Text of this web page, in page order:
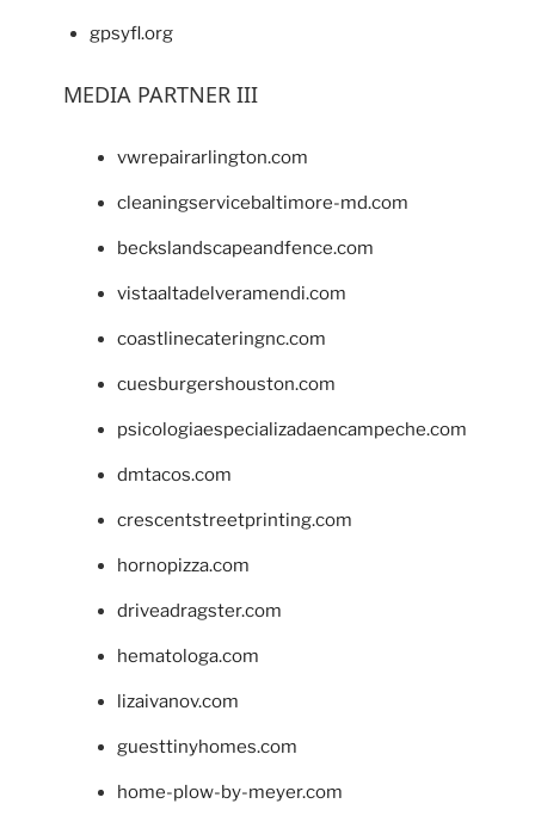
gpsyfl.org
MEDIA PARTNER III
vwrepairarlington.com
cleaningservicebaltimore-md.com
beckslandscapeandfence.com
vistaaltadelveramendi.com
coastlinecateringnc.com
cuesburgershouston.com
psicologiaespecializadaencampeche.com
dmtacos.com
crescentstreetprinting.com
hornopizza.com
driveadragster.com
hematologa.com
lizaivanov.com
guesttinyhomes.com
home-plow-by-meyer.com